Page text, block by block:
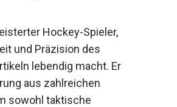
Hockey-Spieler,
und Präzision des
lebendig macht. Er
aus zahlreichen
sowohl taktische